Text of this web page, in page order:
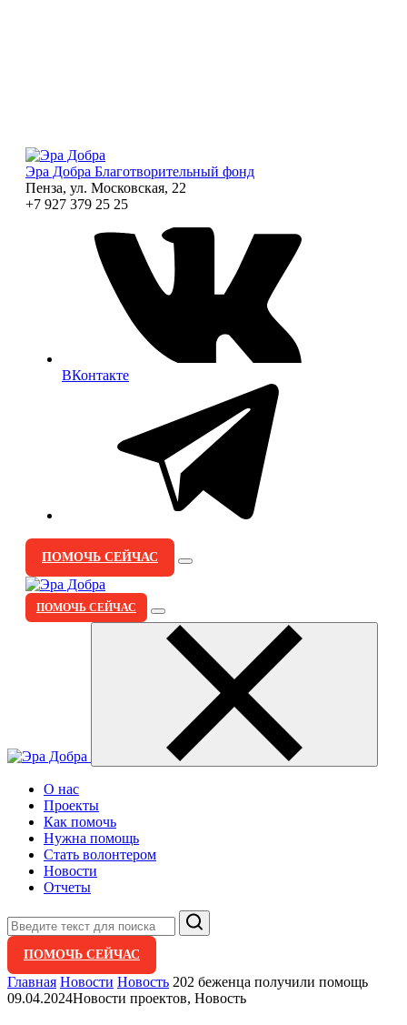
Эра Добра Благотворительный фонд
Пенза, ул. Московская, 22
+7 927 379 25 25
ВКонтакте
ПОМОЧЬ СЕЙЧАС
ПОМОЧЬ СЕЙЧАС
О нас
Проекты
Как помочь
Нужна помощь
Стать волонтером
Новости
Отчеты
Поиск
ПОМОЧЬ СЕЙЧАС
Главная Новости Новость 202 беженца получили помощь
09.04.2024Новости проектов, Новость